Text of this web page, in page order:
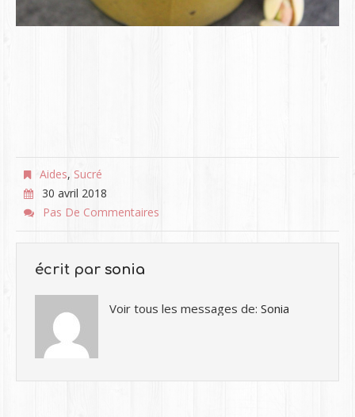
Aides, Sucré
30 avril 2018
Pas De Commentaires
écrit par sonia
Voir tous les messages de: Sonia